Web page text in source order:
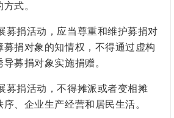
式。
募捐活动，应当尊重和维护募捐对
募捐对象的知情权，不得通过虚构
募捐对象实施捐赠。
募捐活动，不得摊派或者变相摊
、企业生产经营和居民生活。